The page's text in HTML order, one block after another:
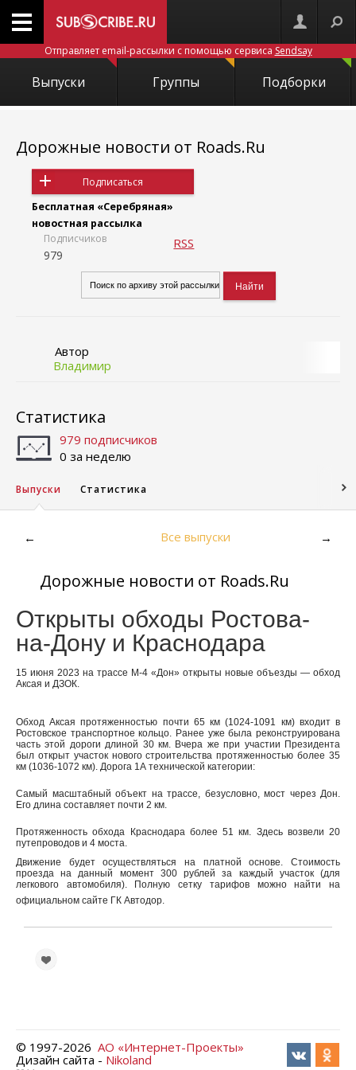
Отправляет email-рассылки с помощью сервиса Sendsay
Выпуски Группы Подборки
Дорожные новости от Roads.Ru
Подписаться
Бесплатная «Серебряная»
новостная рассылка
Подписчиков
979
RSS
Автор
Владимир
Статистика
979 подписчиков
0 за неделю
Выпуски Статистика
← Все выпуски →
Дорожные новости от Roads.Ru
Открыты обходы Ростова-
на-Дону и Краснодара
15 июня 2023 на трассе М-4 «Дон» открыты новые объезды — обход
Аксая и ДЗОК.
Обход Аксая протяженностью почти 65 км (1024-1091 км) входит в
Ростовское транспортное кольцо. Ранее уже была реконструирована
часть этой дороги длиной 30 км. Вчера же при участии Президента
был открыт участок нового строительства протяженностью более 35
км (1036-1072 км). Дорога 1А технической категории:
Самый масштабный объект на трассе, безусловно, мост через Дон.
Его длина составляет почти 2 км.
Протяженность обхода Краснодара более 51 км. Здесь возвели 20
путепроводов и 4 моста.
Движение будет осуществляться на платной основе. Стоимость
проезда на данный момент 300 рублей за каждый участок (для
легкового автомобиля). Полную сетку тарифов можно найти на
официальном сайте ГК Автодор.
© 1997-2026 АО «Интернет-Проекты»
Дизайн сайта - Nikoland